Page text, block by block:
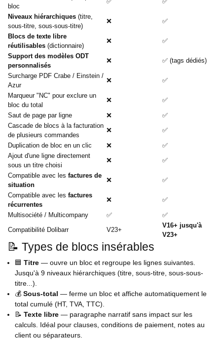
bloc
Niveaux hiérarchiques (titre,
sous-titre, sous-sous-titre)
❌ ✅
Blocs de texte libre
réutilisables (dictionnaire)
❌ ✅
Support des modèles ODT
personnalisés
❌ ✅ (tags dédiés)
Surcharge PDF Crabe / Einstein /
Azur
❌ ✅
Marqueur "NC" pour exclure un
bloc du total
❌ ✅
Saut de page par ligne ❌
✅
Cascade de blocs à la facturation
de plusieurs commandes
❌ ✅
Duplication de bloc en un clic ❌
✅
Ajout d'une ligne directement
sous un titre choisi
❌ ✅
Compatible avec les factures de
situation
❌ ✅
Compatible avec les factures
récurrentes
❌ ✅
Multisociété / Multicompany ✅
✅
Compatibilité Dolibarr
V23+
V16+ jusqu'à
V23+
📝 Types de blocs insérables
🟦 Titre — ouvre un bloc et regroupe les lignes suivantes.
Jusqu'à 9 niveaux hiérarchiques (titre, sous-titre, sous-sous-
titre...).
💰 Sous-total — ferme un bloc et affiche automatiquement le
total cumulé (HT, TVA, TTC).
📝 Texte libre — paragraphe narratif sans impact sur les
calculs. Idéal pour clauses, conditions de paiement, notes au
client ou séparateurs.